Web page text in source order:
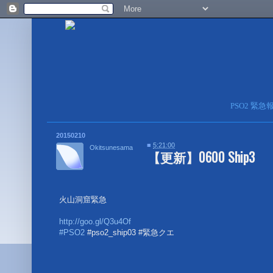
PSO2 緊急
20150210
【更新】0600 Ship3
火山洞窟緊急
http://goo.gl/Q3u4Of
#PSO2 #pso2_ship03 #緊急クエ
Okitsunesama ■5:21:00